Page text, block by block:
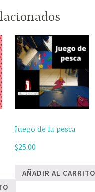
Juego de la pesca
$25.00
AÑADIR AL CARRITO